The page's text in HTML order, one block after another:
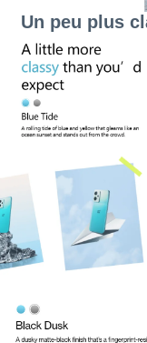
Un peu plus